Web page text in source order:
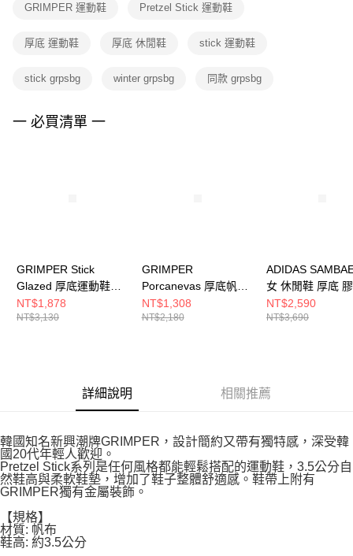
※ 交易是否成功請以「AFTEE先享後付 」之結帳頁面顯示為準，若有關於
客戶支援中心」
https://netprotections.freshdesk.com/support/home
１．透過由恩沛科技股份有限公司提供之「AFTEE先享後付」服務完成之交
２．關於個人資料處理事宜，請瀏覽以下網址：
GRIMPER 運動鞋 Pretzel Stick 運動鞋
厚底 運動鞋 厚底 休閒鞋 stick 運動鞋
stick grpsbg winter grpsbg 同款 grpsbg
一 必買清單 一
GRIMPER Stick
Glazed 厚底運動鞋
GRSGBG
NT$1,878
NT$3,130
GRIMPER
Porcanevas 厚底帆布
鞋 (Billlie SIYOON同
款) GRPCBK
NT$1,308
NT$2,180
ADIDAS
女 休閒鞋 厚底
JP5609
NT$2,590
NT$3,690
詳細說明 相關推薦
韓國知名新興潮牌GRIMPER，設計簡約又帶有獨特感，深受韓
國20代年輕人歡迎。
Pretzel Stick系列是任何風格都能輕鬆搭配的運動鞋，3.5公分自
然鞋高與柔軟鞋墊，增加了鞋子整體舒適感。鞋帶上附有
GRIMPER獨有金屬裝飾。
【規格】
材質: 帆布
鞋高: 約3.5公分